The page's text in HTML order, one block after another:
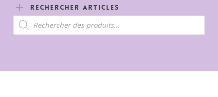
Rechercher Articles
Recherche
de
produits